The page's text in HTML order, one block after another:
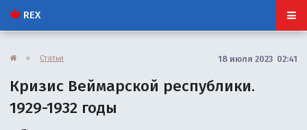
REX
» Статьи 18 июля 2023 02:41
Кризис Веймарской республики.
1929-1932 годы